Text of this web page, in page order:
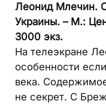
Леонид Млечин.
Украины. – М.:
3000 экз.
На телеэкране
особенности
века.
не секрет. С